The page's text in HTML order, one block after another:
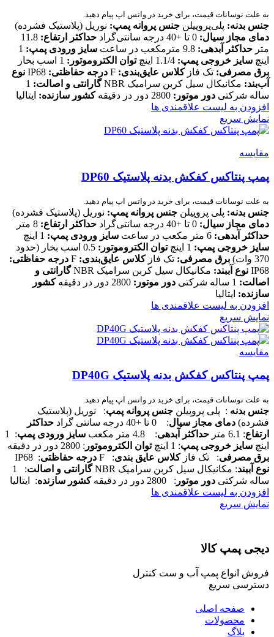
به علت نوسانات قیمت، برای خرید در واتس اپ پیام دهید.
جنس بدنه: پلی‌پروپیلن جنس پروانه پمپ: نوریل (پلاستیک فشرده)
دمای مجاز سیال:
حداکثر ارتفاع: 11.8
متر حداکثر آبدهی: سایز ورودی پمپ: 1
اینچ سایز خروجی پمپ: توان الکتروموتور:
برق مصرفی: تک فازکلاس عایق‌بندی: درجه حفاظتی:
نوع
آب‌بند: مکانیکال سیل کربن سرامیک NBR گارانتی و اصالت: 1
ساله شرکتی دور موتور: کشور سازنده: ایتالیا
افزودن به لیست علاقمندی ها
نمایش سریع
مقایسه
پمپ پنتاکس کفکش بدنه پلاستیک DP60
به علت نوسانات قیمت، برای خرید در واتس اپ پیام دهید.
جنس بدنه: پلی پروپیلن جنس پروانه پمپ: نوریل (پلاستیک فشرده)
دمای مجاز سیال:
حداکثر ارتفاع:
حداکثر آبدهی:
سایز ورودی پمپ:
سایز خروجی پمپ:
توان الکتروموتور:
0.5 اسب بخار (حدود
370 وات)
برق مصرفی: تک فازکلاس عایق‌بندی:
درجه حفاظتی:
IP68 نوع آببند: مکانیکال سیل کربن سرامیک NBR
گارانتی و
اصالت:
دور موتور:
کشور
سازنده: ایتالیا
افزودن به لیست علاقمندی ها
نمایش سریع
مقایسه
پمپ پنتاکس کفکش بدنه پلاستیک DP40G
به علت نوسانات قیمت، برای خرید در واتس اپ پیام دهید.
جنس بدنه : پلی پروپیلن جنس پروانه پمپ: نوریل (پلاستیک
فشرده) دمای مجاز سیال: 0 تا +40 درجه سانتی گراد
حداکثر
ارتفاع: 6.1 متر حداکثر آبدهی: 4.8 متر مکعب سایز ورودی پمپ
: 1
اینچ سایز خروجی پمپ: 1 اینچ توان الکتروموتور : 2800 دور در دقیقه
برق مصرفی: تک فازکلاس عایق بندی: F درجه حفاظتی: IP68
نوع آببند: مکانیکال سیل کربن سرامیک NBR گارانتی و اصالت
: 1
ساله شرکتی دور موتور : 2800 دور در دقیقه کشور سازنده: ایتالیا
افزودن به لیست علاقمندی ها
نمایش سریع
دیجی پمپ کالا
فروش انواع پمپ آب و ست کنترل
دسترسی سریع
صفحه اصلی
محصولات
بلاگ